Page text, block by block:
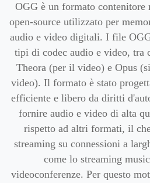
OGG è un formato
open-source utilizzato per
audio e video digitali. I file
tipi di codec audio e video, tra
Theora (per il video) e Opus
video). Il formato è stato
efficiente e libero da diritti
fornire audio e video di alta
rispetto ad altri formati, il
streaming su connessioni a
come lo streaming
videoconferenze. Per questo